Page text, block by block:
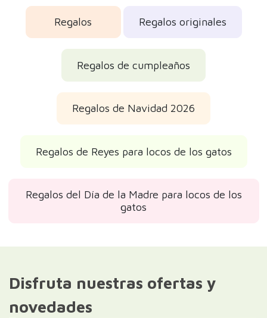
Regalos Regalos originales
Regalos de cumpleaños
Regalos de Navidad 2026
Regalos de Reyes para locos de los gatos
Regalos del Día de la Madre para locos de los
gatos
Disfruta nuestras ofertas y
novedades